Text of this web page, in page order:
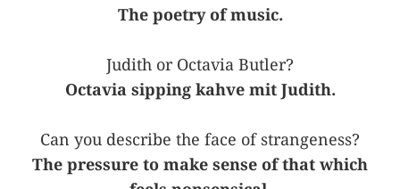
The poetry of music.
Judith or Octavia Butler?
Octavia sipping kahve mit Judith.
Can you describe the face of strangeness?
The pressure to make sense of that which